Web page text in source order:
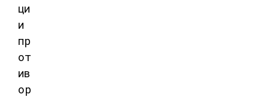
ци
и
пр
от
ив
ор